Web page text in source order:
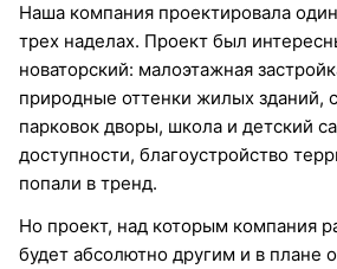
Наша компания проектировала
трех наделах. Проект был
новаторский: малоэтажная
природные оттенки жилых зданий,
парковок дворы, школа и детский
доступности, благоустройство
попали в тренд.
Но проект, над которым компания
будет абсолютно другим и в плане